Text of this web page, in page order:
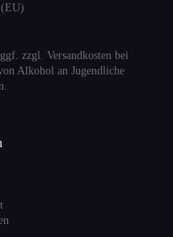
zzgl. Versandkosten bei
Alkohol an Jugendliche